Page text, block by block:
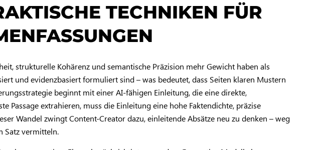
TECHNIKEN FÜR
strukturelle Kohärenz und semantische Präzision mehr Gewicht haben als
und evidenzbasiert formuliert sind – was bedeutet, dass Seiten klaren Mustern
beginnt mit einer AI-fähigen Einleitung, die eine direkte,
extrahieren, muss die Einleitung eine hohe Faktendichte, präzise
Wandel zwingt Content-Creator dazu, einleitende Absätze neu zu denken – weg
Satz vermitteln.